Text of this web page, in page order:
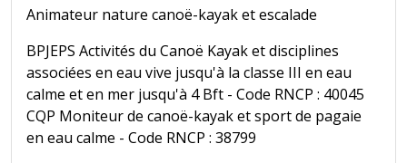
Animateur nature canoë-kayak et escalade
BPJEPS Activités du Canoë Kayak et disciplines
associées en eau vive jusqu'à la classe III en eau
calme et en mer jusqu'à 4 Bft - Code RNCP : 40045
CQP Moniteur de canoë-kayak et sport de pagaie
en eau calme - Code RNCP : 38799